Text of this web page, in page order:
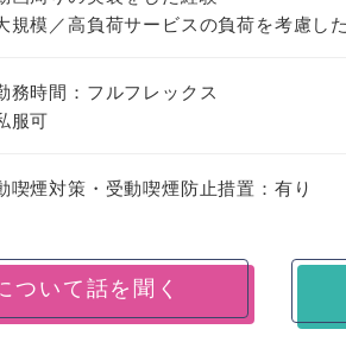
規模／高負荷サービスの負荷を考慮
務時間：フルフレックス
服可
喫煙対策・受動喫煙防止措置：有り